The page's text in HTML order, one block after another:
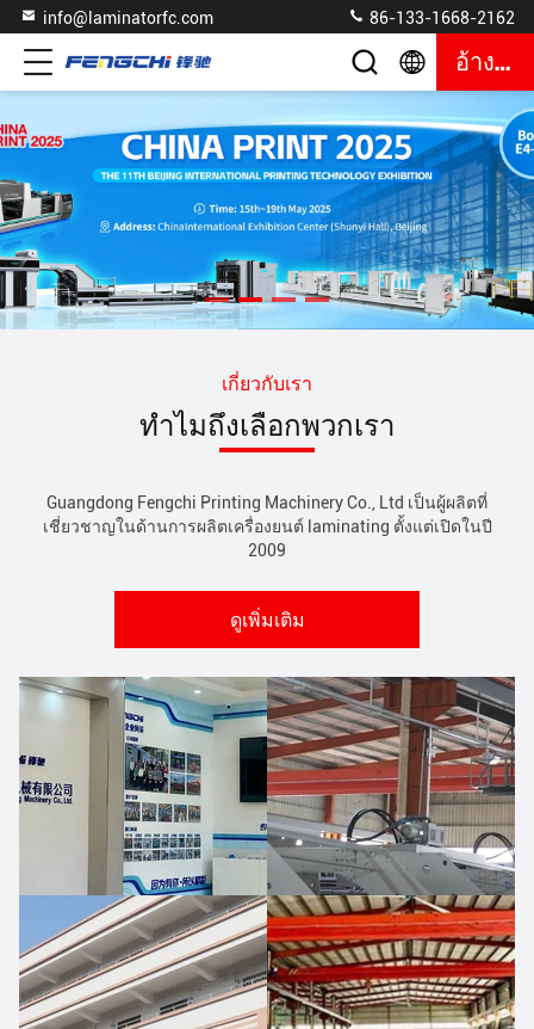
info@laminatorfc.com 86-133-1668-2162
อ้างอิง
เกี่ยวกับเรา
ทำไมถึงเลือกพวกเรา
Guangdong Fengchi Printing Machinery Co., Ltd เป็นผู้ผลิตที่
เชี่ยวชาญในด้านการผลิตเครื่องยนต์ laminating ตั้งแต่เปิดในปี
2009
ดูเพิ่มเติม